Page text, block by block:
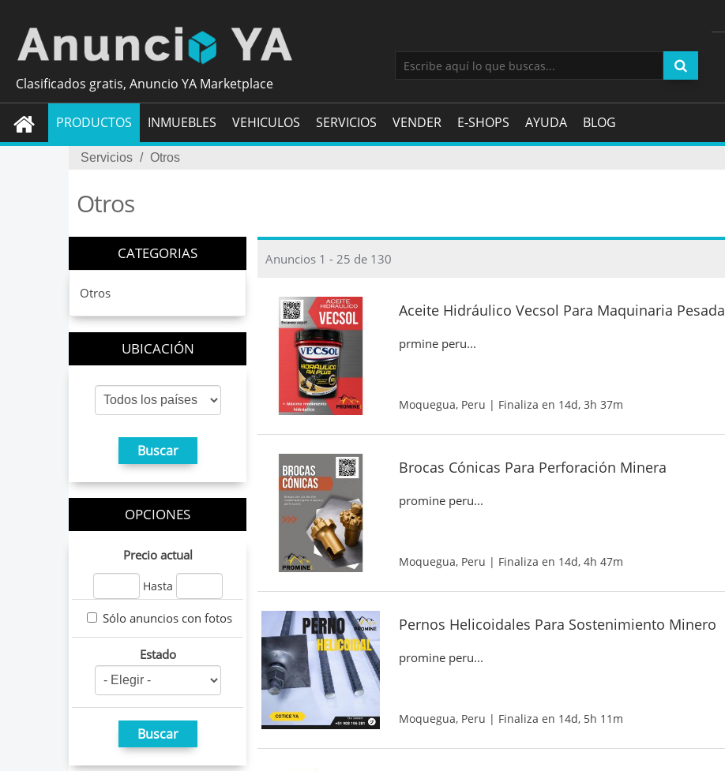
Clasificados gratis, Anuncio YA Marketplace
PRODUCTOS INMUEBLES VEHICULOS SERVICIOS VENDER E-SHOPS AYUDA BLOG
Servicios / Otros
Otros
CATEGORIAS
Otros
UBICACIÓN
OPCIONES
Precio actual
Hasta
Sólo anuncios con fotos
Estado
Anuncios 1 - 25 de 130
Aceite Hidráulico Vecsol Para Maquinaria Pesada
prmine peru...
Moquegua, Peru | Finaliza en 14d, 3h 37m
Brocas Cónicas Para Perforación Minera
promine peru...
Moquegua, Peru | Finaliza en 14d, 4h 47m
Pernos Helicoidales Para Sostenimiento Minero
promine peru...
Moquegua, Peru | Finaliza en 14d, 5h 11m